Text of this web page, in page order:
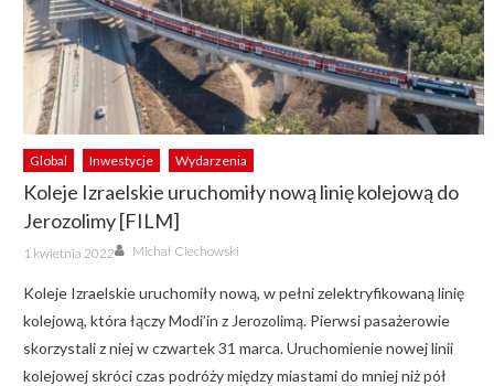
Global Inwestycje Wydarzenia
Koleje Izraelskie uruchomiły nową linię kolejową do
Jerozolimy [FILM]
Posted
on
1 kwietnia 2022 Author
Michał Ciechowski
Koleje Izraelskie uruchomiły nową, w pełni zelektryfikowaną linię
kolejową, która łączy Modi’in z Jerozolimą. Pierwsi pasażerowie
skorzystali z niej w czwartek 31 marca. Uruchomienie nowej linii
kolejowej skróci czas podróży między miastami do mniej niż pół